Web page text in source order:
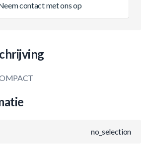
contact met ons op
no_selection